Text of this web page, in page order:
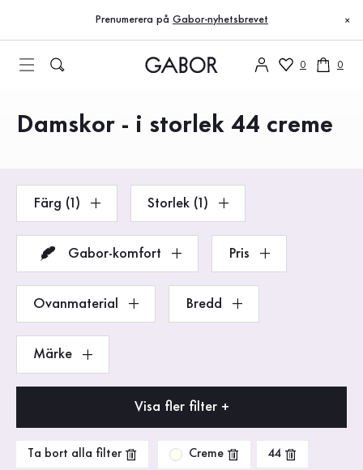
Till innehållsförteckning
Till huvudnavigation
Prenumerera på Gabor-nyhetsbrevet ×
0 0
Produkter
Damskor - i storlek 44 creme
Färg (1) Storlek (1)
Gabor-komfort Pris
Ovanmaterial Bredd
Märke
Visa fler filter +
Ta bort alla filter Creme 44